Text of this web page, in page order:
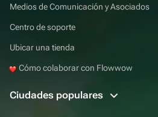
Medios de Comunicación y Asociados
Centro de soporte
Ubicar una tienda
Cómo colaborar con Flowwow
Ciudades populares